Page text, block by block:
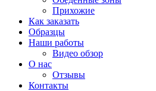
Прихожие
Как заказать
Образцы
Наши работы
Видео обзор
О нас
Отзывы
Контакты